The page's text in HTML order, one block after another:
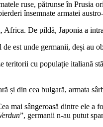
ruse, pătrunse în
însemnate armatei
De pildă, Japonia a
est unde germanii, deși au
teritorii cu populație italiană
și din cea bulgară, armata
mai sângeroasă dintre ele a
”, germanii n-au putut